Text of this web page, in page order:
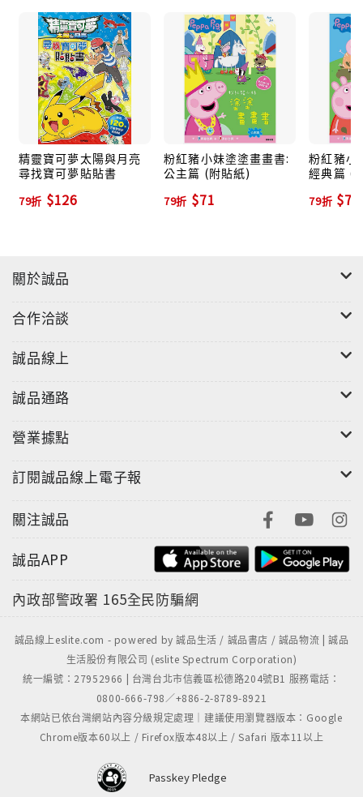
精靈寶可夢太陽與月亮
尋找寶可夢貼貼書
79折 $126
粉紅豬小妹塗塗畫畫書:
公主篇 (附貼紙)
79折 $71
粉紅豬小
經典篇 (
79折 $71
關於誠品
合作洽談
誠品線上
誠品通路
營業據點
訂閱誠品線上電子報
關注誠品
誠品APP
內政部警政署 165全民防騙網
誠品線上eslite.com - powered by 誠品生活 / 誠品書店 / 誠品物流 | 誠品
生活股份有限公司 (eslite Spectrum Corporation)
統一編號：27952966 | 台灣台北市信義區松德路204號B1 服務電話：
0800-666-798／+886-2-8789-8921
本網站已依台灣網站內容分級規定處理｜建議使用瀏覽器版本：Google
Chrome版本60以上 / Firefox版本48以上 / Safari 版本11以上
Passkey Pledge